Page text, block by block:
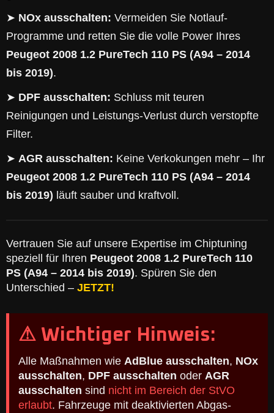
➤ NOx ausschalten: Vermeiden Sie Notlauf-
Programme und retten Sie die volle Power Ihres
Peugeot 2008 1.2 PureTech 110 PS (A94 – 2014
bis 2019).
➤ DPF ausschalten: Schluss mit teuren
Reinigungen und Leistungs-Verlust durch verstopfte
Filter.
➤ AGR ausschalten: Keine Verkokungen mehr – Ihr
Peugeot 2008 1.2 PureTech 110 PS (A94 – 2014
bis 2019) läuft sauber und kraftvoll.
Vertrauen Sie auf unsere Expertise im Chiptuning
speziell für Ihren Peugeot 2008 1.2 PureTech 110
PS (A94 – 2014 bis 2019). Spüren Sie den
Unterschied – JETZT!
⚠ Wichtiger Hinweis:
Alle Maßnahmen wie AdBlue ausschalten, NOx
ausschalten, DPF ausschalten oder AGR
ausschalten sind nicht im Bereich der StVO
erlaubt. Fahrzeuge mit deaktivierten Abgas-